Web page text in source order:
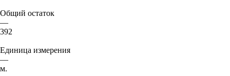
Общий остаток
—
392
Единица измерения
—
м.